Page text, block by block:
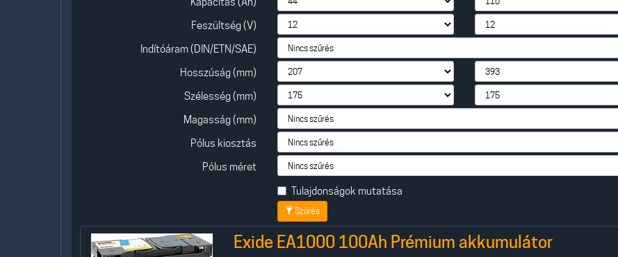
Feszültség (V)
Indítóáram (DIN/ETN/SAE)
Hosszúság (mm)
Szélesség (mm)
Magasság (mm)
Pólus kiosztás
Pólus méret
Tulajdonságok mutatása
Szűrés
Exide EA1000 100Ah Prémium akkumulátor